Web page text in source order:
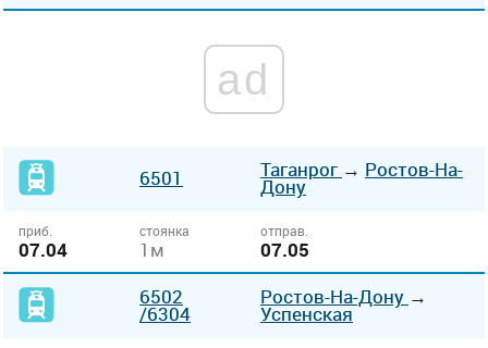
ad
6501 Таганрог → Ростов-На-
Дону
приб.
07.04
стоянка
1м
отправ.
07.05
6502
/6304
Ростов-На-Дону →
Успенская